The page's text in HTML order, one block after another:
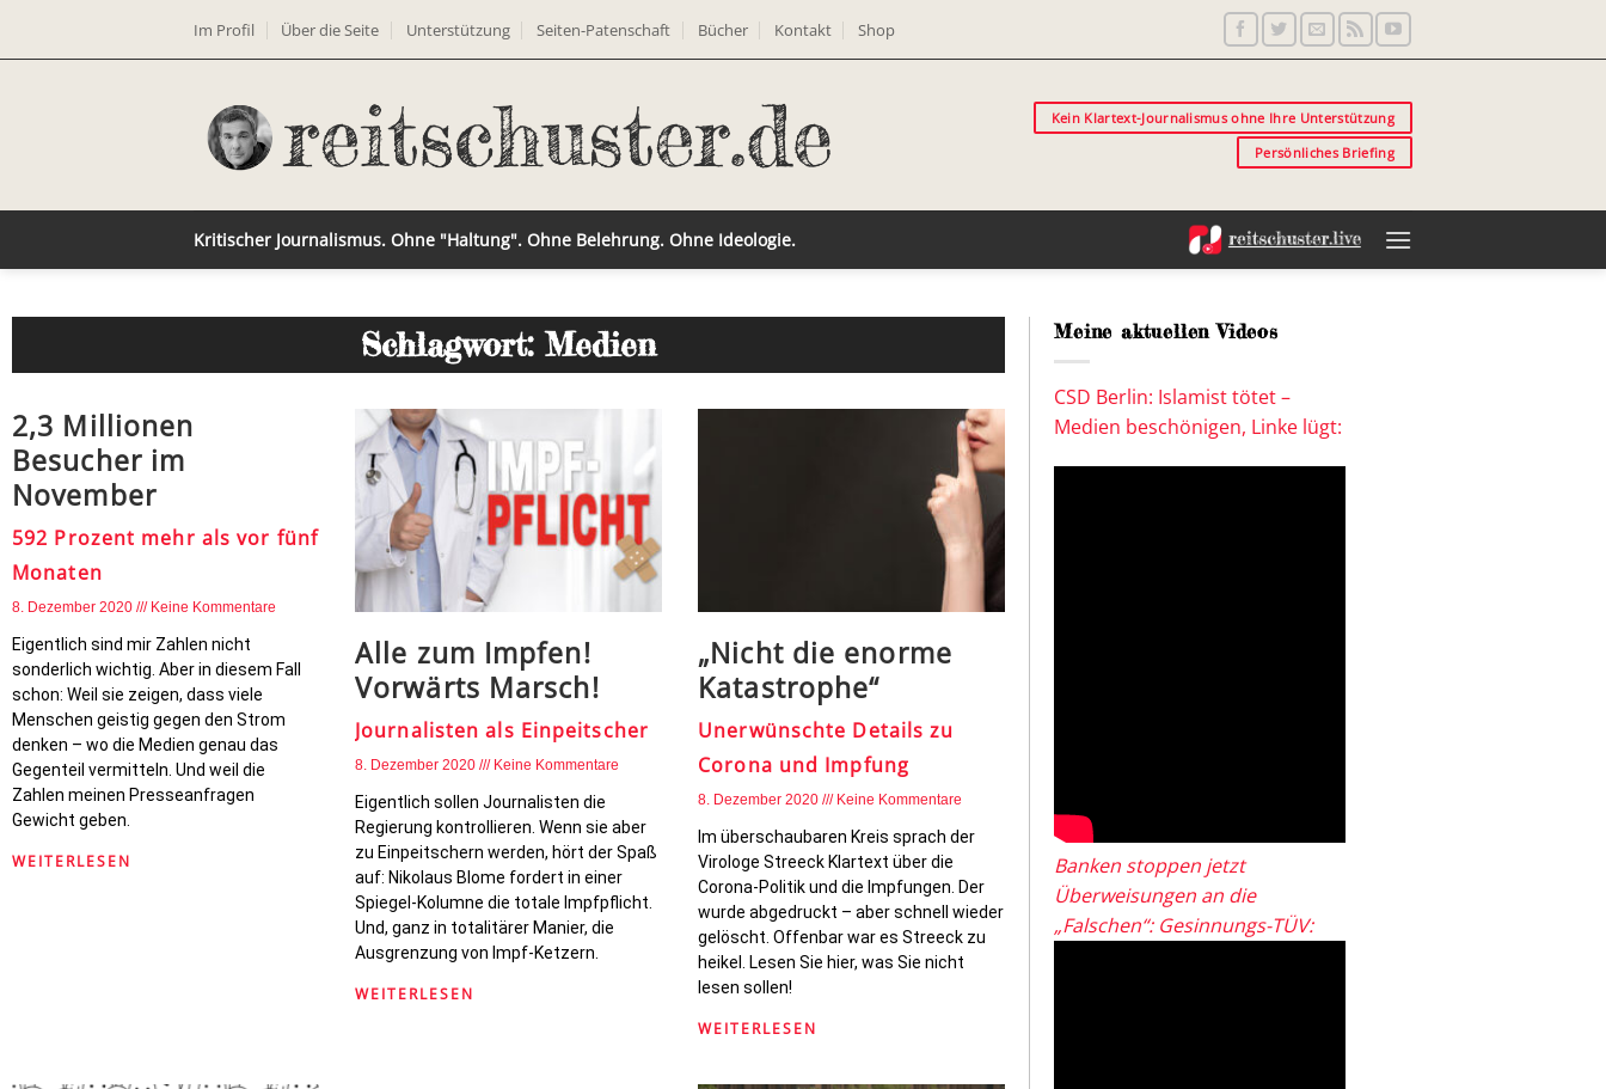
Im Profil Über die Seite Unterstützung Seiten-Patenschaft Bücher Kontakt Shop
Kein Klartext-Journalismus ohne Ihre Unterstützung
Persönliches Briefing
Kritischer Journalismus. Ohne "Haltung". Ohne Belehrung. Ohne Ideologie.
Schlagwort: Medien
2,3 Millionen
Besucher im
November
592 Prozent mehr als vor fünf
Monaten
8. Dezember 2020 Keine Kommentare
Eigentlich sind mir Zahlen nicht
sonderlich wichtig. Aber in diesem Fall
schon: Weil sie zeigen, dass viele
Menschen geistig gegen den Strom
denken – wo die Medien genau das
Gegenteil vermitteln. Und weil die
Zahlen meinen Presseanfragen
Gewicht geben.
WEITERLESEN
Alle zum Impfen!
Vorwärts Marsch!
Journalisten als Einpeitscher
8. Dezember 2020 Keine Kommentare
Eigentlich sollen Journalisten die
Regierung kontrollieren. Wenn sie aber
zu Einpeitschern werden, hört der Spaß
auf: Nikolaus Blome fordert in einer
Spiegel-Kolumne die totale Impfpflicht.
Und, ganz in totalitärer Manier, die
Ausgrenzung von Impf-Ketzern.
WEITERLESEN
„Nicht die enorme
Katastrophe“
Unerwünschte Details zu
Corona und Impfung
8. Dezember 2020 Keine Kommentare
Im überschaubaren Kreis sprach der
Virologe Streeck Klartext über die
Corona-Politik und die Impfungen. Der
wurde abgedruckt – aber schnell wieder
gelöscht. Offenbar war es Streeck zu
heikel. Lesen Sie hier, was Sie nicht
lesen sollen!
WEITERLESEN
Meine aktuellen Videos
CSD Berlin: Islamist tötet –
Medien beschönigen, Linke lügt:
Banken stoppen jetzt
Überweisungen an die
„Falschen“: Gesinnungs-TÜV: